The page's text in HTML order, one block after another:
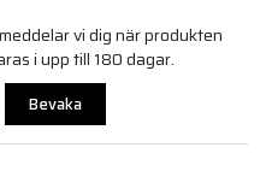
vi dig när produkten
i upp till 180 dagar.
Bevaka